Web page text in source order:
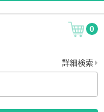
0
詳細検索